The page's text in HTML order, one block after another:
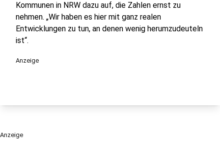
Kommunen in NRW dazu auf, die Zahlen ernst zu
nehmen. „Wir haben es hier mit ganz realen
Entwicklungen zu tun, an denen wenig herumzudeuteln
ist“.
Anzeige
Anzeige